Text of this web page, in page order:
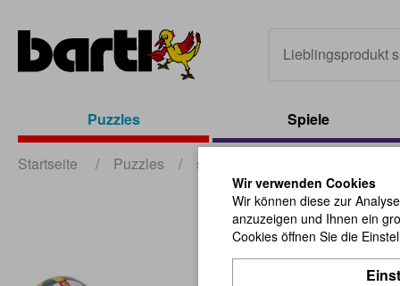
Puzzles Spiele
Startseite / Puzzles / sonstige Puzzles +
Wir verwenden Cookies
Wir können diese zur
anzuzeigen und Ihnen ein
Cookies öffnen Sie die